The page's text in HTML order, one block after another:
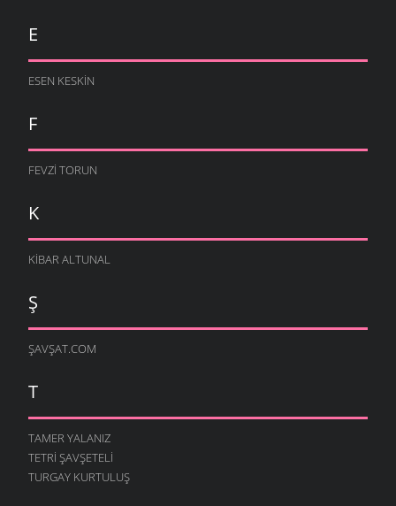
E
ESEN KESKIN
F
FEVZI TORUN
K
KIBAR ALTUNAL
Ş
ŞAVŞAT.COM
T
TAMER YALANIZ
TETRI ŞAVŞETELI
TURGAY KURTULUŞ